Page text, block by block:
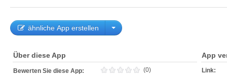
ähnliche App erstellen
Über diese App
Bewerten Sie diese App: (0)
App
Link: